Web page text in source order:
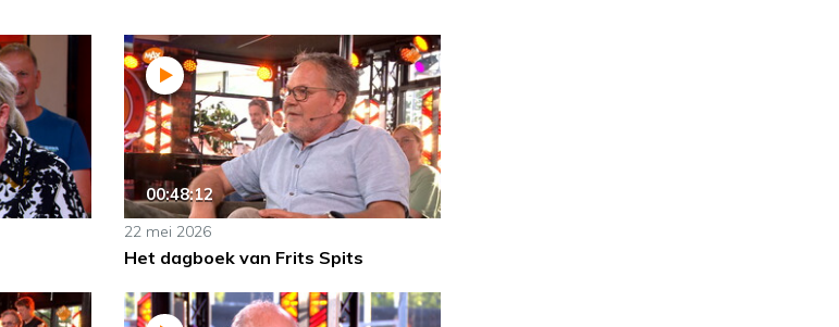
00:48:12
22 mei 2026
Het dagboek van Frits Spits